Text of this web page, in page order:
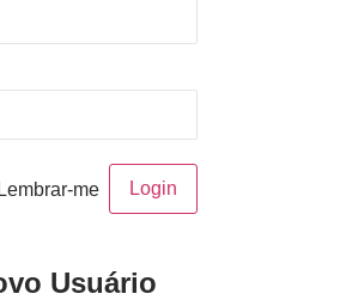
Lembrar-me
Usuário